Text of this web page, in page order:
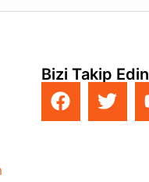
Bizi Takip Edin